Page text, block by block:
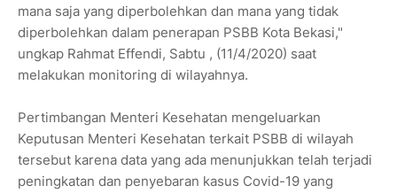
mana saja yang diperbolehkan dan mana yang tidak
diperbolehkan dalam penerapan PSBB Kota Bekasi,"
ungkap Rahmat Effendi, Sabtu , (11/4/2020) saat
melakukan monitoring di wilayahnya.
Pertimbangan Menteri Kesehatan mengeluarkan
Keputusan Menteri Kesehatan terkait PSBB di wilayah
tersebut karena data yang ada menunjukkan telah terjadi
peningkatan dan penyebaran kasus Covid-19 yang